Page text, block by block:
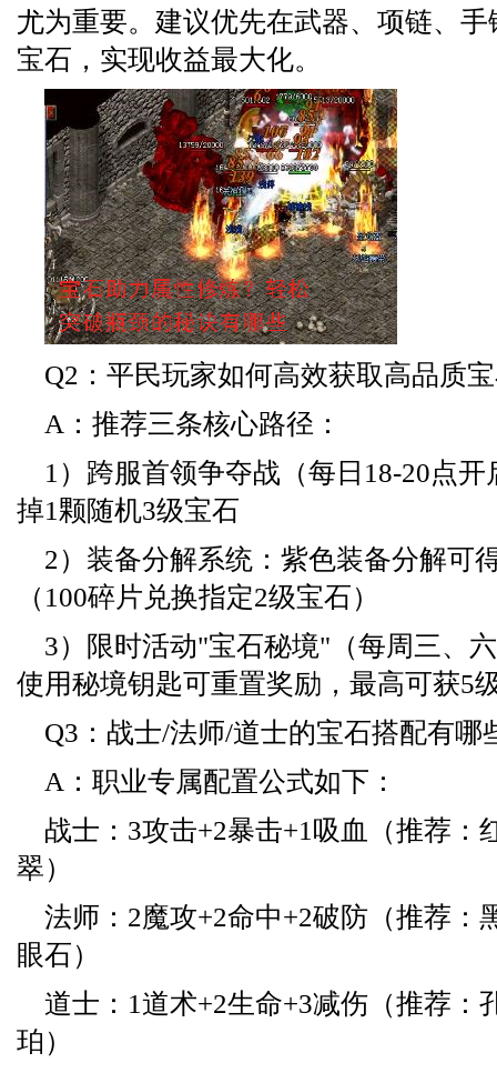
尤为重要。建议优先在武器、项链、
宝石，实现收益最大化。
Q2：平民玩家如何高效获取高品质
A：推荐三条核心路径：
1）跨服首领争夺战（每日18-20点
掉1颗随机3级宝石
2）装备分解系统：紫色装备分解可
（100碎片兑换指定2级宝石）
3）限时活动"宝石秘境"（每周三、
使用秘境钥匙可重置奖励，最高可获5
Q3：战士/法师/道士的宝石搭配有哪
A：职业专属配置公式如下：
战士：3攻击+2暴击+1吸血（推荐：
翠）
法师：2魔攻+2命中+2破防（推荐：
眼石）
道士：1道术+2生命+3减伤（推荐：
珀）